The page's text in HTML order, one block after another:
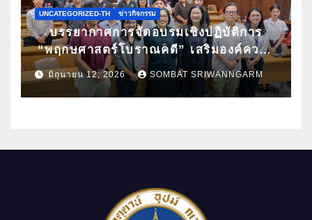
UNCATEGORIZED-TH ข่าวกิจกรรม
บรรยากาศการจัดอบรมเชิงปฏิบัติการ
“พฤกษศาสตร์โบราณคดี” เสริมองค์ความ
รู้ด้านการศึกษาซากพืชโบราณด้วยเทคนิค
ทางวิทยาศาสตร์
มิถุนายน 12, 2026 SOMBAT SRIWANNGARM